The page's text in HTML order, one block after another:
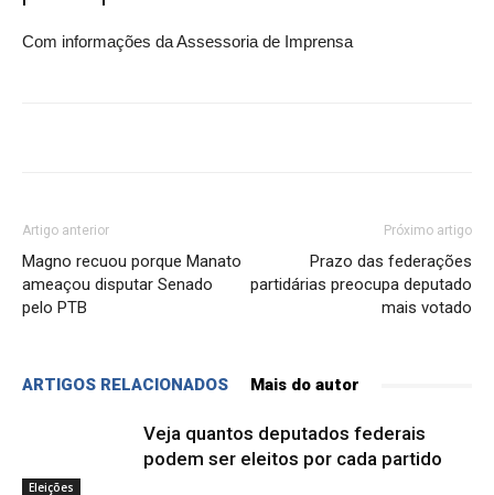
Com informações da Assessoria de Imprensa
Artigo anterior
Magno recuou porque Manato
ameaçou disputar Senado
pelo PTB
Próximo artigo
Prazo das federações
partidárias preocupa deputado
mais votado
ARTIGOS RELACIONADOS Mais do autor
Eleições
Veja quantos deputados federais
podem ser eleitos por cada partido